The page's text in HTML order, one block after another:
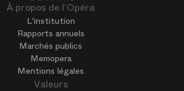
À propos de l'Opéra
L'institution
Rapports annuels
Marchés publics
Memopera
Mentions légales
Valeurs